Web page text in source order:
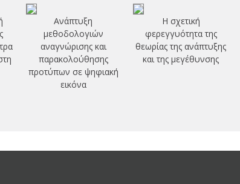
Ανάπτυξη
μεθοδολογιών
αναγνώρισης και
παρακολούθησης
προτύπων σε ψηφιακή
εικόνα
Η σχετική
φερεγγυότητα της
θεωρίας της ανάπτυξης
και της μεγέθυνσης